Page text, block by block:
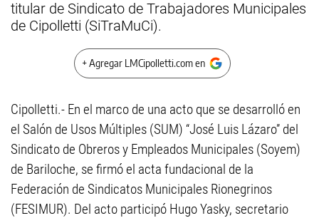
titular de Sindicato de Trabajadores Municipales
de Cipolletti (SiTraMuCi).
+ Agregar LMCipolletti.com en
Cipolletti.- En el marco de una acto que se desarrolló en
el Salón de Usos Múltiples (SUM) “José Luis Lázaro” del
Sindicato de Obreros y Empleados Municipales (Soyem)
de Bariloche, se firmó el acta fundacional de la
Federación de Sindicatos Municipales Rionegrinos
(FESIMUR). Del acto participó Hugo Yasky, secretario